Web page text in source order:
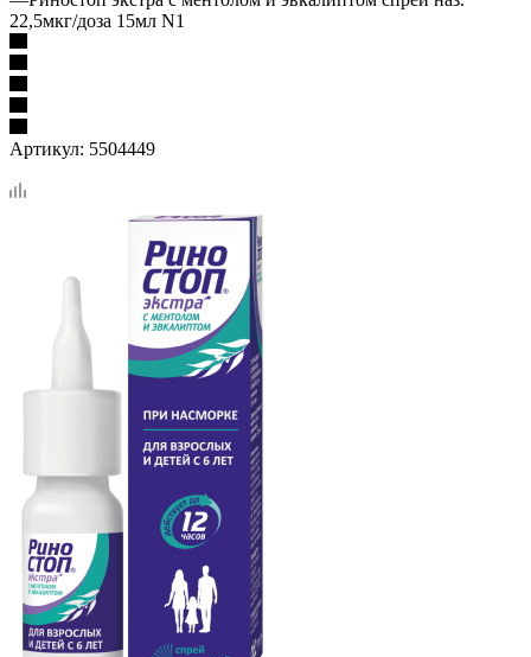
22,5мкг/доза 15мл N1
Артикул: 5504449